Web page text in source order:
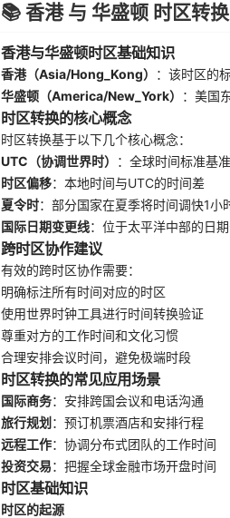
📚 香港 与 华盛顿 时区转
香港与华盛顿时区基础知识
香港（Asia/Hong_Kong）
：该时区的
华盛顿（America/New_York）
：美国
时区转换的核心概念
时区转换基于以下几个核心概念：
UTC（协调世界时）
：全球时间标准基准
时区偏移：本地时间与UTC的时间差
夏令时：部分国家在夏季将时间调快1小
国际日期变更线：位于太平洋中部的日
跨时区协作建议
有效的跨时区协作需要：
明确标注所有时间对应的时区
使用世界时钟工具进行时间转换验证
尊重对方的工作时间和文化习惯
合理安排会议时间，避免极端时段
时区转换的常见应用场景
国际商务：安排跨国会议和电话沟通
旅行规划 ：预订机票酒店和安排行程
远程工作：协调分布式团队的工作时间
投资交易：把握全球金融市场开盘时间
时区基础知识
时区的起源